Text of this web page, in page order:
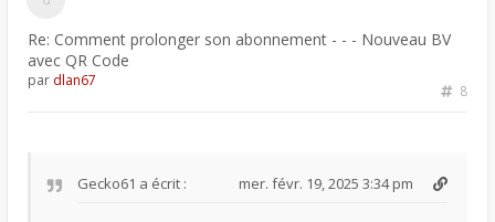
Re: Comment prolonger son abonnement - - - Nouveau BV
avec QR Code
8
par dlan67
Gecko61 a écrit : mer. févr. 19, 2025 3:34 pm